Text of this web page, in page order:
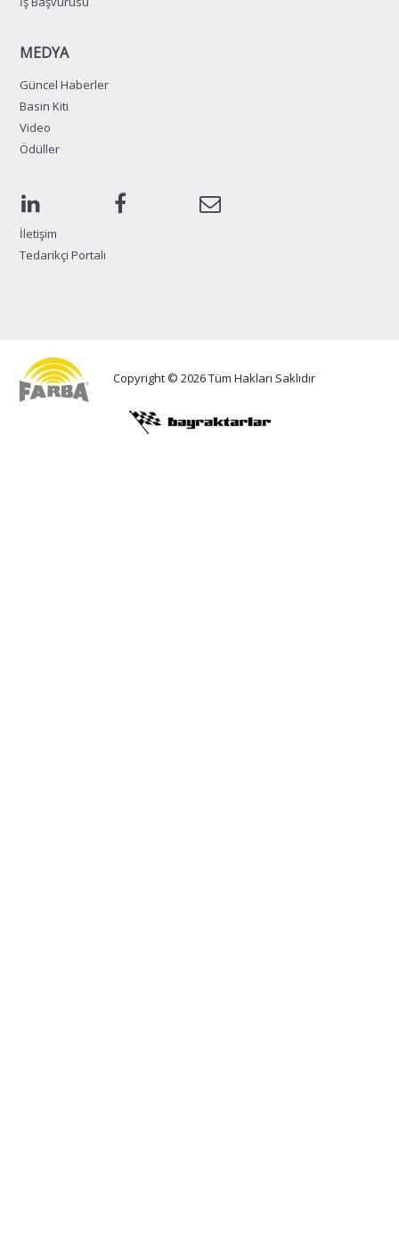
MEDYA
Güncel Haberler
Basın Kiti
Video
Ödüller
İletişim
Tedarikçi Portalı
Copyright © 2026 Tüm Hakları Saklıdır